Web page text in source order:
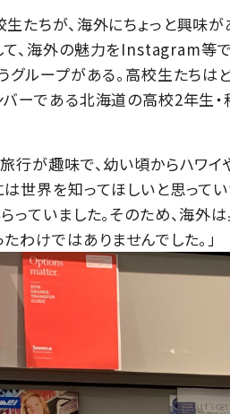
たちが、海外にちょっと興味
、海外の魅力をInstagram等で
グループがある。高校生たち
ーである北海道の高校2年生
行が趣味で、幼い頃からハワ
世界を知ってほしいと思って
っていました。そのため、海
わけではありませんでした。」